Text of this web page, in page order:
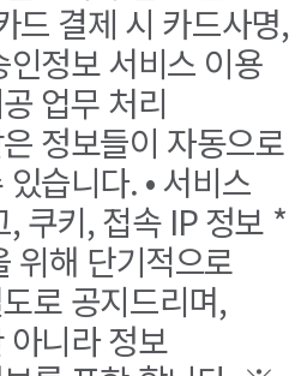
드 결제 시 카드사명,
정보 서비스 이용
업무 처리
정보들이 자동으로
습니다. • 서비스
쿠키, 접속 IP 정보 *
위해 단기적으로
로 공지드리며,
니라 정보